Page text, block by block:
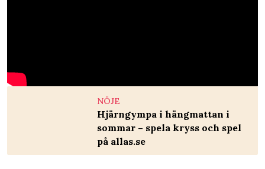
NÖJE
Hjärngympa i hängmattan i
sommar – spela kryss och spel
på allas.se